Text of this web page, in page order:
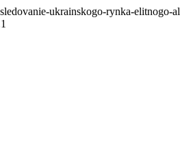
ukrainskogo-rynka-elitnogo-